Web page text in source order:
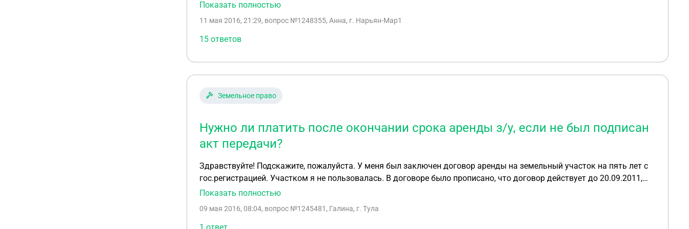
документально разделиться с соседями и подать документы на приватизацию, но не понятно, какие условия
приватизировать участок и свою часть дома бесплатно?? Какие процедуры для этого мы должны пройти, какие
собрать документы? Возможна ли в нашем случае бесплатная приватизация в принципе?
Показать полностью
11 мая 2016, 21:29, вопрос №1248355, Анна, г. Нарьян-Мар1
15 ответов
Земельное право
Нужно ли платить после окончании срока аренды з/у, если не был подписан
акт передачи?
Здравствуйте! Подскажите, пожалуйста. У меня был заключен договор аренды на земельный участок на пять лет с
гос.регистрацией. Участком я не пользовалась. В договоре было прописано, что договор действует до 20.09.2011,
после этого я перестала платить арендную плату. По окончанию договора администрация со мной не связывалась,
арендную плату или они обратятся в суд. Прочитав внимательно договор я нашла там такой пункт, что "Возврат
Показать полностью
09 мая 2016, 08:04, вопрос №1245481, Галина, г. Тула